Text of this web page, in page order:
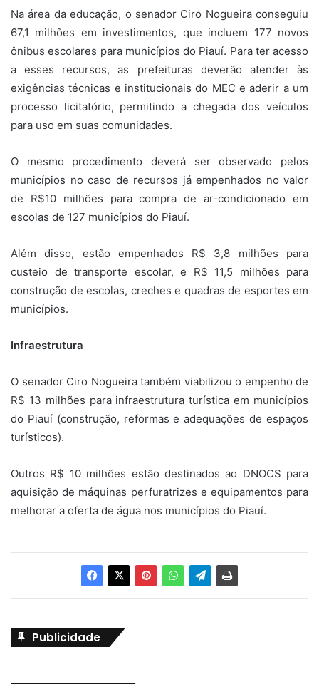
Na área da educação, o senador Ciro Nogueira conseguiu
67,1 milhões em investimentos, que incluem 177 novos
ônibus escolares para municípios do Piauí. Para ter acesso
a esses recursos, as prefeituras deverão atender às
exigências técnicas e institucionais do MEC e aderir a um
processo licitatório, permitindo a chegada dos veículos
para uso em suas comunidades.
O mesmo procedimento deverá ser observado pelos
municípios no caso de recursos já empenhados no valor
de R$10 milhões para compra de ar-condicionado em
escolas de 127 municípios do Piauí.
Além disso, estão empenhados R$ 3,8 milhões para
custeio de transporte escolar, e R$ 11,5 milhões para
construção de escolas, creches e quadras de esportes em
municípios.
Infraestrutura
O senador Ciro Nogueira também viabilizou o empenho de
R$ 13 milhões para infraestrutura turística em municípios
do Piauí (construção, reformas e adequações de espaços
turísticos).
Outros R$ 10 milhões estão destinados ao DNOCS para
aquisição de máquinas perfuratrizes e equipamentos para
melhorar a oferta de água nos municípios do Piauí.
Publicidade